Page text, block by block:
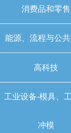
消费品和零售
能源、流程与公
高科技
工业设备-模具、
冲模